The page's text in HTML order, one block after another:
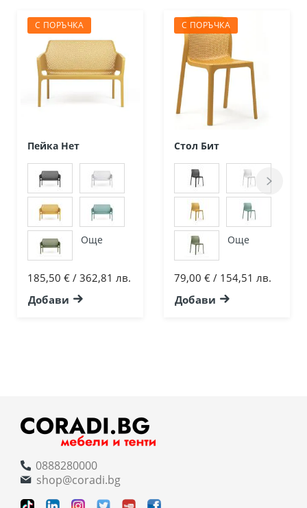
С ПОРЪЧКА
Пейка Нет
Още
185,50 € / 362,81 лв.
Добави
С ПОРЪЧКА
Стол Бит
Още
79,00 € / 154,51 лв.
Добави
0888280000
shop@coradi.bg